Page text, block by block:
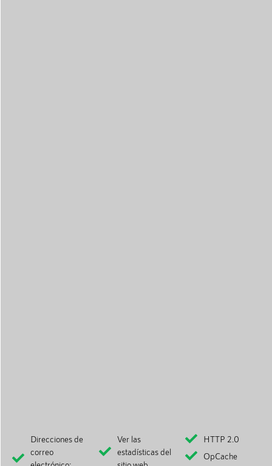
Direcciones de
correo
Ver las
estadísticas del
HTTP 2.0
OpCache